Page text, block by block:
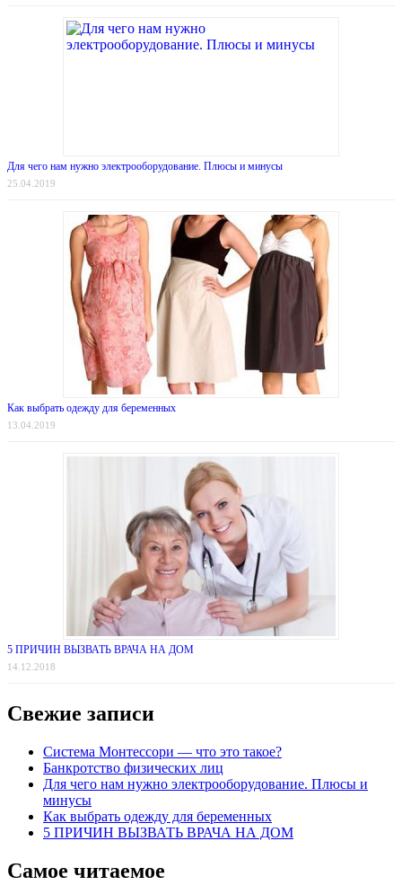
Для чего нам нужно электрооборудование. Плюсы и минусы
25.04.2019
Как выбрать одежду для беременных
13.04.2019
5 ПРИЧИН ВЫЗВАТЬ ВРАЧА НА ДОМ
14.12.2018
Свежие записи
Система Монтессори — что это такое?
Банкротство физических лиц
Для чего нам нужно электрооборудование. Плюсы и
минусы
Как выбрать одежду для беременных
5 ПРИЧИН ВЫЗВАТЬ ВРАЧА НА ДОМ
Самое читаемое